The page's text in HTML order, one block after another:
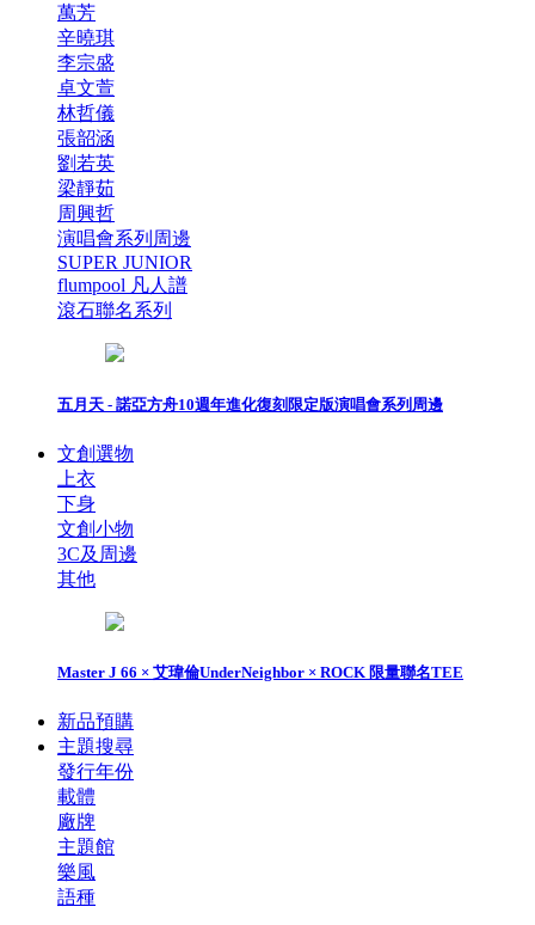
萬芳
辛曉琪
李宗盛
卓文萱
林哲儀
張韶涵
劉若英
梁靜茹
周興哲
演唱會系列周邊
SUPER JUNIOR
flumpool 凡人譜
滾石聯名系列
五月天 - 諾亞方舟10週年進化復刻限定版演唱會系列周邊
文創選物
上衣
下身
文創小物
3C及周邊
其他
Master J 66 × 艾瑋倫UnderNeighbor × ROCK 限量聯名TEE
新品預購
主題搜尋
發行年份
載體
廠牌
主題館
樂風
語種